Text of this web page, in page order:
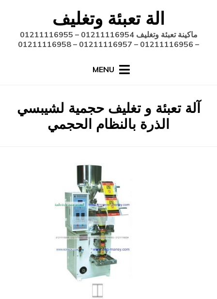
content
الة تعبئة وتغليف
ماكينة تعبئة وتغليف 01211116954 – 01211116955
– 01211116956 – 01211116957 – 01211116958
MENU
الوسم
:
آلة تعبئة و تغليف حجمية لشيبسي
الذرة بالنظام الحجمي